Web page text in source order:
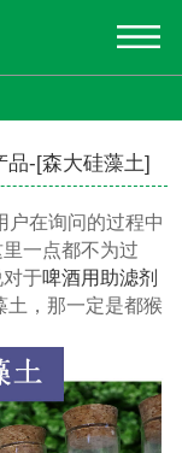
品-[森大硅藻土]
户在询问的过程中
一点都不为过
于啤酒用助滤剂
土，那一定是都猴